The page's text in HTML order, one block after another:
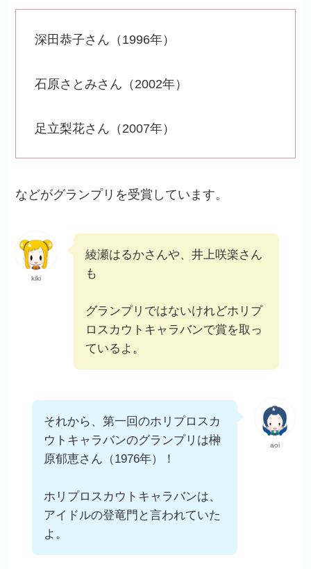
深田恭子さん（1996年）
石原さとみさん（2002年）
足立梨花さん（2007年）
などがグランプリを受賞しています。
kiki
綾瀬はるかさんや、井上咲楽さん
も
グランプリではないけれどホリプ
ロスカウトキャラバンで賞を取っ
ているよ。
aoi
それから、第一回のホリプロスカ
ウトキャラバンのグランプリは榊
原郁恵さん（1976年）！
ホリプロスカウトキャラバンは、
アイドルの登竜門と言われていた
よ。